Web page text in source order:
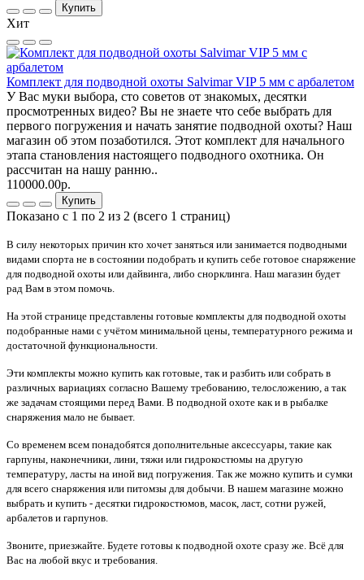
Купить
Хит
Комплект для подводной охоты Salvimar VIP 5 мм с арбалетом
У Вас муки выбора, сто советов от знакомых, десятки
просмотренных видео? Вы не знаете что себе выбрать для
первого погружения и начать занятие подводной охоты? Наш
магазин об этом позаботился. Этот комплект для начального
этапа становления настоящего подводного охотника. Он
рассчитан на нашу ранню..
110000.00р.
Купить
Показано с 1 по 2 из 2 (всего 1 страниц)
В силу некоторых причин кто хочет заняться или занимается подводными
видами спорта не в состоянии подобрать и купить себе готовое снаряжение
для подводной охоты или дайвинга, либо снорклинга. Наш магазин будет
рад Вам в этом помочь.
На этой странице представлены готовые комплекты для подводной охоты
подобранные нами с учётом минимальной цены, температурного режима и
достаточной функциональности.
Эти комплекты можно купить как готовые, так и разбить или собрать в
различных вариациях согласно Вашему требованию, телосложению, а так
же задачам стоящими перед Вами. В подводной охоте как и в рыбалке
снаряжения мало не бывает.
Со временем всем понадобятся дополнительные аксессуары, такие как
гарпуны, наконечники, лини, тяжи или гидрокостюмы на другую
температуру, ласты на иной вид погружения. Так же можно купить и сумки
для всего снаряжения или питомзы для добычи. В нашем магазине можно
выбрать и купить - десятки гидрокостюмов, масок, ласт, сотни ружей,
арбалетов и гарпунов.
Звоните, приезжайте. Будете готовы к подводной охоте сразу же. Всё для
Вас на любой вкус и требования.